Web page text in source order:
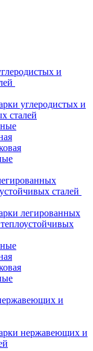
и
углеродистых и
сталей
сталей
легированных
и
нержавеющих и